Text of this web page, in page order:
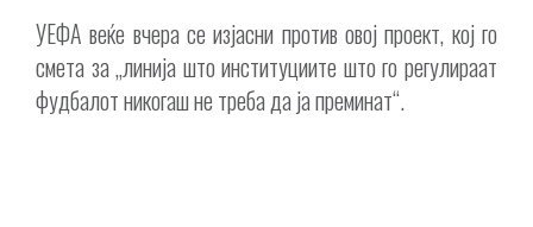
УЕФА веќе вчера се изјасни против овој проект, кој го
смета за „линија што институциите што го регулираат
фудбалот никогаш не треба да ја преминат“.